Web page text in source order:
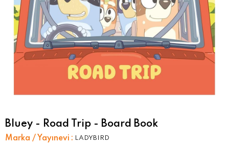
Bluey - Road Trip - Board Book
Marka / Yayınevi : LADYBIRD